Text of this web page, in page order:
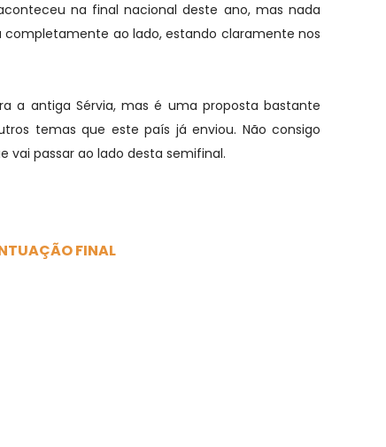
na final nacional deste ano, mas nada
ao lado, estando claramente nos
a antiga Sérvia, mas é uma proposta bastante
temas que este país já enviou. Não consigo
vai passar ao lado desta semifinal.
FINAL